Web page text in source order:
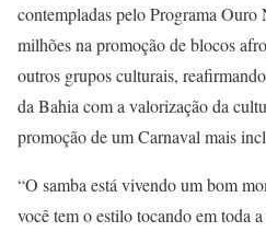
contempladas pelo Programa
milhões na promoção de blocos
outros grupos culturais,
da Bahia com a valorização da
promoção de um Carnaval mais
“O samba está vivendo um bom
você tem o estilo tocando em toda